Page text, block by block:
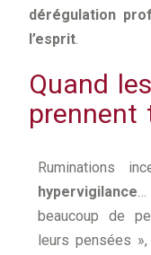
dérégulation
l’esprit.
Quand
prennent
Ruminations
hypervigilance…
beaucoup de
leurs pensées